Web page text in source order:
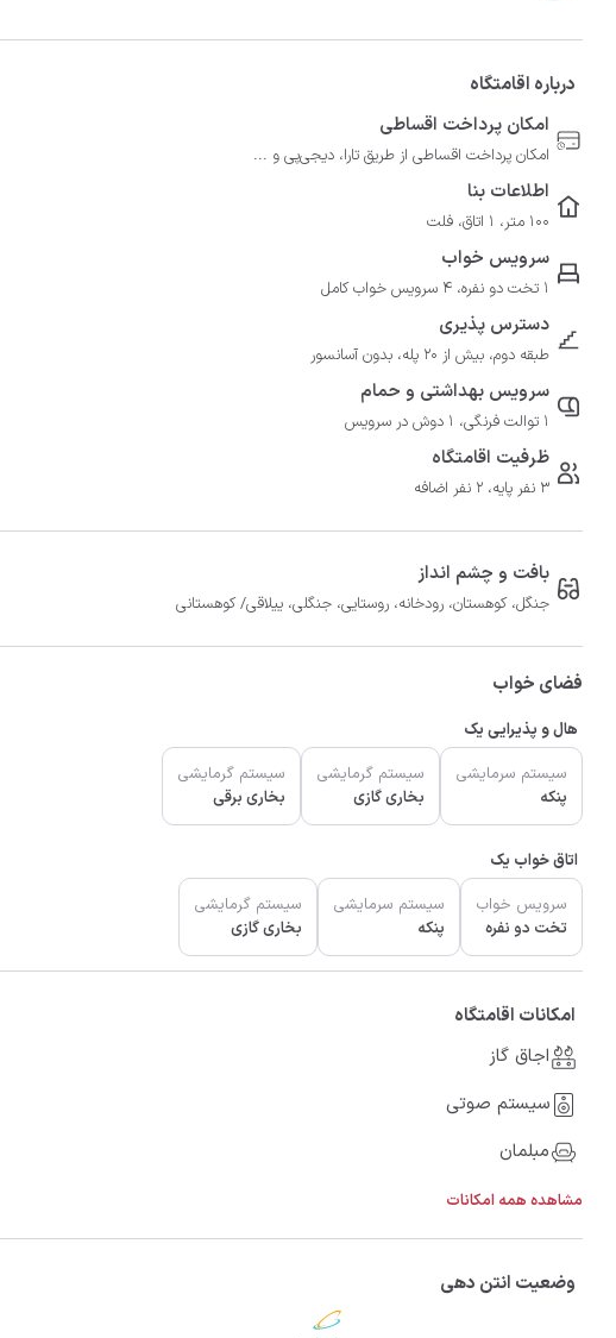
درباره اقامتگاه
امکان پرداخت اقساطی
امکان پرداخت اقساطی از طریق تارا، دیجی‌پی و ...
اطلاعات بنا
100 متر، 1 اتاق، فلت
سرویس خواب
1 تخت دو نفره، 4 سرویس خواب کامل
دسترس پذیری
طبقه دوم، بیش از 20 پله، بدون آسانسور
سرویس بهداشتی و حمام
1 توالت فرنگی، 1 دوش در سرویس
ظرفیت اقامتگاه
3 نفر پایه، 2 نفر اضافه
بافت و چشم انداز
جنگل، کوهستان، رودخانه، روستایی، جنگلی، ییلاقی/ کوهستانی
فضای خواب
هال و پذیرایی یک
سیستم سرمایشی
پنکه
سیستم گرمایشی
بخاری گازی
سیستم گرمایشی
بخاری برقی
اتاق خواب یک
سرویس خواب
تخت دو نفره
سیستم سرمایشی
پنکه
سیستم گرمایشی
بخاری گازی
امکانات اقامتگاه
اجاق گاز
سیستم صوتی
مبلمان
مشاهده همه امکانات
وضعیت انتن دهی